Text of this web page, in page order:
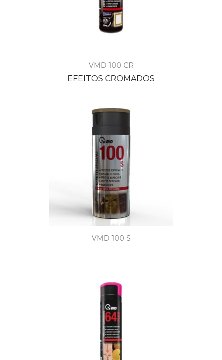
VMD 100 CR
EFEITOS CROMADOS
VMD 100 S